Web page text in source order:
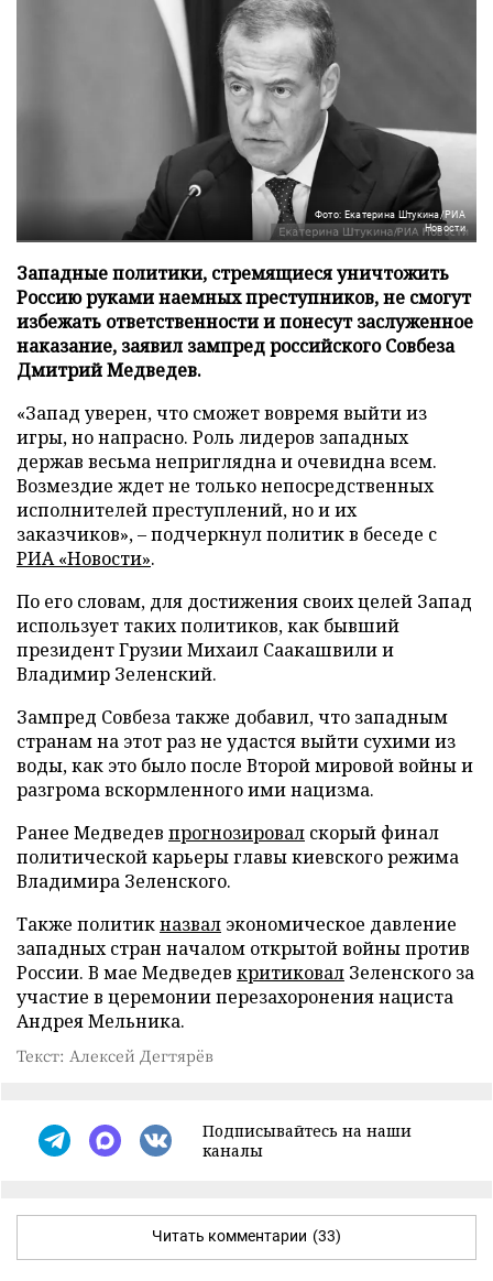
Фото: Екатерина Штукина/РИА
Новости
Западные политики, стремящиеся уничтожить
Россию руками наемных преступников, не смогут
избежать ответственности и понесут заслуженное
наказание, заявил зампред российского Совбеза
Дмитрий Медведев.
«Запад уверен, что сможет вовремя выйти из
игры, но напрасно. Роль лидеров западных
держав весьма неприглядна и очевидна всем.
Возмездие ждет не только непосредственных
исполнителей преступлений, но и их
заказчиков», – подчеркнул политик в беседе с
РИА «Новости».
По его словам, для достижения своих целей Запад
использует таких политиков, как бывший
президент Грузии Михаил Саакашвили и
Владимир Зеленский.
Зампред Совбеза также добавил, что западным
странам на этот раз не удастся выйти сухими из
воды, как это было после Второй мировой войны и
разгрома вскормленного ими нацизма.
Ранее Медведев прогнозировал скорый финал
политической карьеры главы киевского режима
Владимира Зеленского.
Также политикназвал экономическое давление
западных стран началом открытой войны против
России. В мае Медведев критиковал Зеленского за
участие в церемонии перезахоронения нациста
Андрея Мельника.
Текст: Алексей Дегтярёв
Подписывайтесь на наши
каналы
Читать комментарии (33)